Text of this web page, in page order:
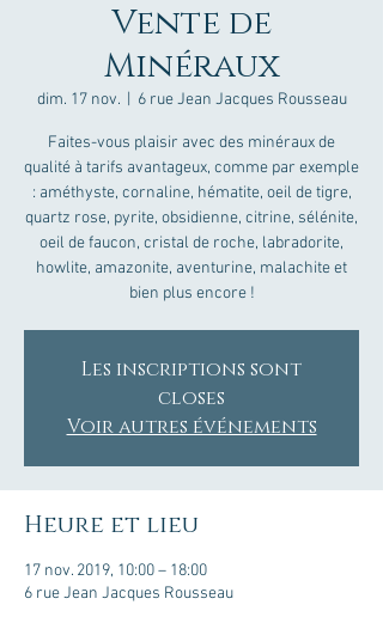
Vente de
Minéraux
dim. 17 nov.
  |
6 rue Jean Jacques Rousseau
Faites-vous plaisir avec des minéraux de
qualité à tarifs avantageux, comme par exemple
: améthyste, cornaline, hématite, oeil de tigre,
quartz rose, pyrite, obsidienne, citrine, sélénite,
oeil de faucon, cristal de roche, labradorite,
howlite, amazonite, aventurine, malachite et
bien plus encore !
Les inscriptions sont
closes
Voir autres événements
Heure et lieu
17 nov. 2019, 10:00 – 18:00
6 rue Jean Jacques Rousseau